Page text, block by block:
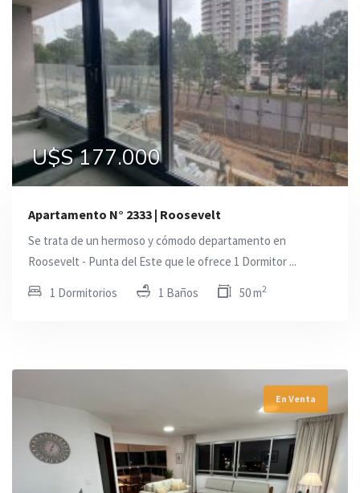
U$S 177.000
Apartamento N° 2333 | Roosevelt
Se trata de un hermoso y cómodo departamento en
Roosevelt - Punta del Este que le ofrece 1 Dormitor ...
1 Dormitorios 1 Baños 50 m2
En Venta